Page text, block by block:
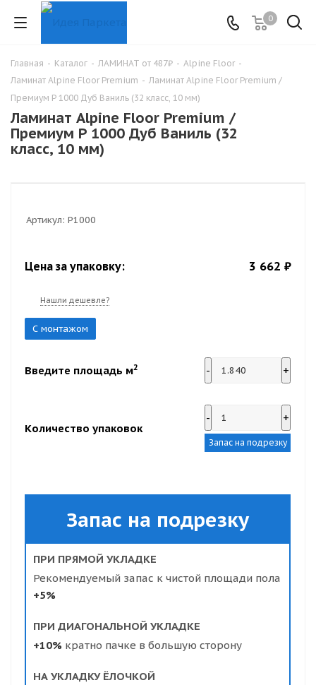
0
Главная - Каталог - ЛАМИНАТ от 487₽ - Alpine Floor -
Ламинат Alpine Floor Premium - Ламинат Alpine Floor Premium /
Премиум P 1000 Дуб Ваниль (32 класс, 10 мм)
Ламинат Alpine Floor Premium /
Премиум P 1000 Дуб Ваниль (32
класс, 10 мм)
Артикул: P1000
Цена за упаковку: 3 662 ₽
Нашли дешевле?
С монтажом
Введите площадь м2 - +
Количество упаковок
- +
Запас на подрезку
Запас на подрезку
ПРИ ПРЯМОЙ УКЛАДКЕ
Рекомендуемый запас к чистой площади пола
+5%
ПРИ ДИАГОНАЛЬНОЙ УКЛАДКЕ
+10% кратно пачке в большую сторону
НА УКЛАДКУ ЁЛОЧКОЙ